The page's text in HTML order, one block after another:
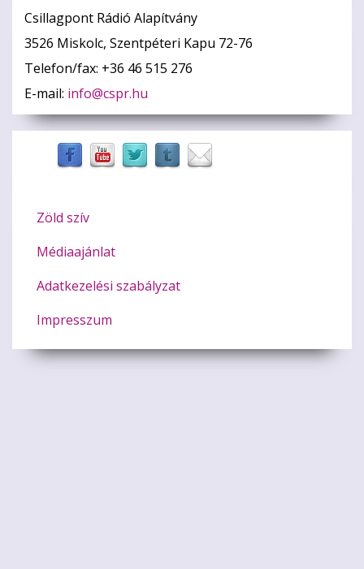
Csillagpont Rádió Alapítvány
3526 Miskolc, Szentpéteri Kapu 72-76
Telefon/fax: +36 46 515 276
E-mail: info@cspr.hu
Zöld szív
Médiaajánlat
Adatkezelési szabályzat
Impresszum